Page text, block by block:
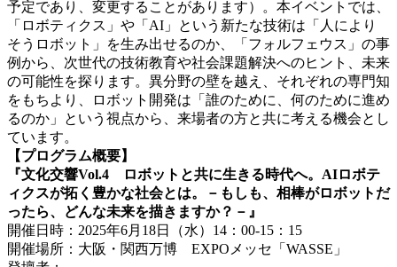
予定であり、変更することがあります）。本イベントでは、
「ロボティクス」や「AI」という新たな技術は「人により
そうロボット」を生み出せるのか、「フォルフェウス」の事
例から、次世代の技術教育や社会課題解決へのヒント、未来
の可能性を探ります。異分野の壁を越え、それぞれの専門知
をもちより、ロボット開発は「誰のために、何のために進め
るのか」という視点から、来場者の方と共に考える機会とし
ています。
【プログラム概要】
『文化交響Vol.4 ロボットと共に生きる時代へ。AIロボテ
ィクスが拓く豊かな社会とは。－もしも、相棒がロボットだ
ったら、どんな未来を描きますか？－』
開催日時：2025年6月18日（水）14：00-15：15
開催場所：大阪・関西万博 EXPOメッセ「WASSE」